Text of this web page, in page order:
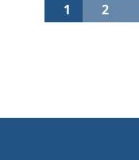
1 2